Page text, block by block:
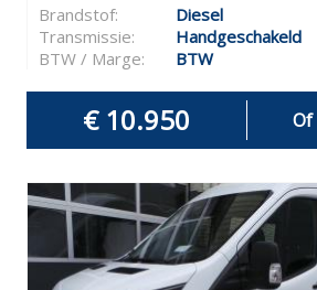
Brandstof:
Diesel
Transmissie:
Handgeschakeld
BTW / Marge:
BTW
€ 10.950 Of